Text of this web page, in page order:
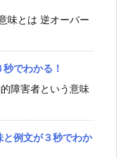
味とは 逆オーバー
でわかる！
障害者という意味
と例文が３秒でわか